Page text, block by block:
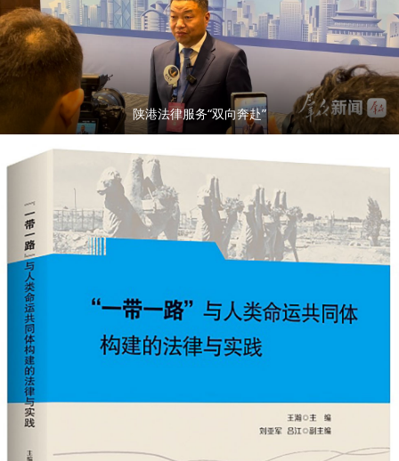
陕港法律服务“双向奔赴”